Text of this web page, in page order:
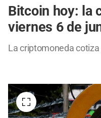
Bitcoin hoy: la
viernes 6 de
La criptomoneda cotiza